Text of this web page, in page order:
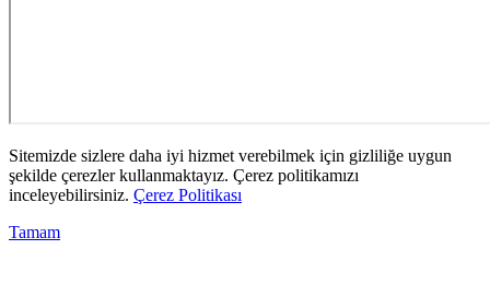
Sitemizde sizlere daha iyi hizmet verebilmek için gizliliğe uygun
şekilde çerezler kullanmaktayız. Çerez politikamızı
inceleyebilirsiniz. Çerez Politikası
Tamam